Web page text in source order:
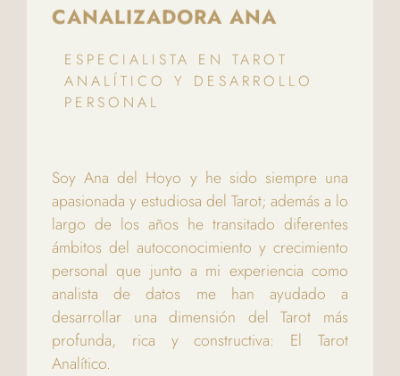
CANALIZADORA ANA
ESPECIALISTA EN TAROT
ANALÍTICO Y DESARROLLO
PERSONAL
Soy Ana del Hoyo y he sido siempre una
apasionada y estudiosa del Tarot; además a lo
largo de los años he transitado diferentes
ámbitos del autoconocimiento y crecimiento
personal que junto a mi experiencia como
analista de datos me han ayudado a
desarrollar una dimensión del Tarot más
profunda, rica y constructiva: El Tarot
Analítico.